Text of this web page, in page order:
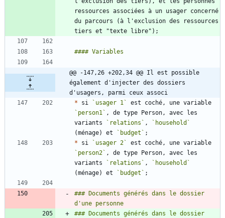
ressources associées à un usager concerné
du parcours (à l'exclusion des ressources
@@ -147,26 +202,34 @@ Il est possible
également d'injecter des dossiers
d'usagers, parmi ceux associ
* si `usager 1`
`person1` , de type Person, avec les
variants
`relations` ,
`household`
(ménage) et
`budget`
* si `usager 2`
`person2` , de type Person, avec les
variants
`relations` ,
`household`
(ménage) et
`budget`
### Documents générés dans le dossier
### Documents générés dans le dossier